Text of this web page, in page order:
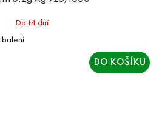
Do 14 dní
DO KOŠÍKU